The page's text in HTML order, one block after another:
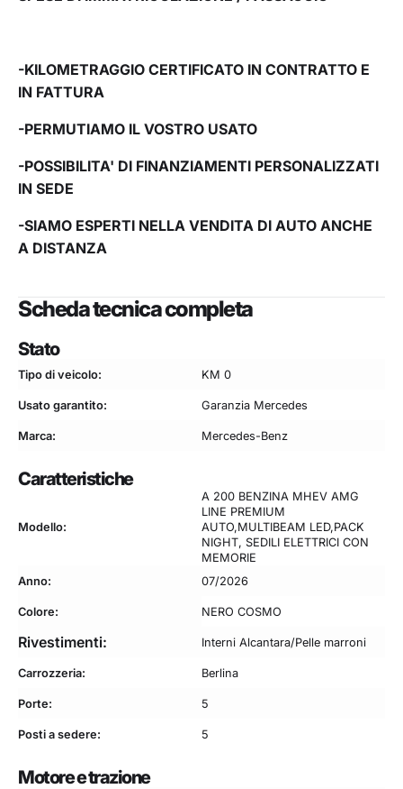
-KILOMETRAGGIO CERTIFICATO IN CONTRATTO E
IN FATTURA
-PERMUTIAMO IL VOSTRO USATO
-POSSIBILITA' DI FINANZIAMENTI PERSONALIZZATI
IN SEDE
-SIAMO ESPERTI NELLA VENDITA DI AUTO ANCHE
A DISTANZA
Scheda tecnica completa
Stato
Tipo di veicolo: KM 0
Usato garantito: Garanzia Mercedes
Marca: Mercedes-Benz
Caratteristiche
Modello:
A 200 BENZINA MHEV AMG
LINE PREMIUM
AUTO,MULTIBEAM LED,PACK
NIGHT, SEDILI ELETTRICI CON
MEMORIE
Anno:
07/2026
Colore: NERO COSMO
Rivestimenti: Interni Alcantara/Pelle marroni
Carrozzeria: Berlina
Porte: 5
Posti a sedere: 5
Motore e trazione